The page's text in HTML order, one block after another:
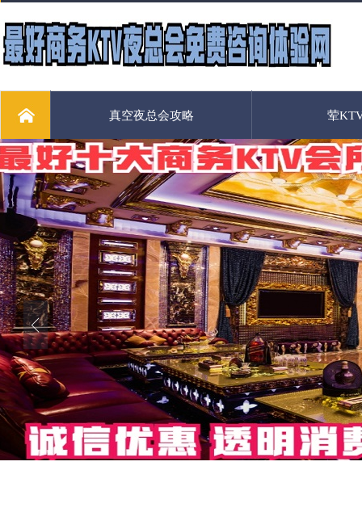
真空夜总会攻略 荤